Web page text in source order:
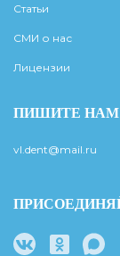
Статьи
СМИ о нас
Лицензии
ПИШИТЕ НАМ
vl.dent@mail.ru